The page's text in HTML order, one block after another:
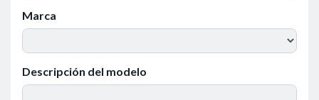
Marca
Descripción del modelo